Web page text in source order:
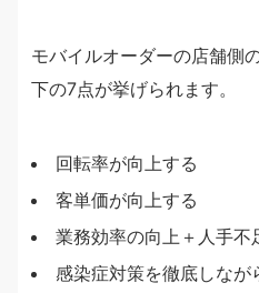
モバイルオーダーの店舗側
下の7点が挙げられます。
回転率が向上する
客単価が向上する
業務効率の向上＋人手不
感染症対策を徹底しな